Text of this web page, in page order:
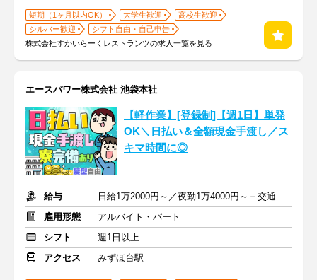
短期（1ヶ月以内OK） 大学生歓迎
高校生歓迎
シルバー歓迎
シフト自由・自己申告
株式会社すかいらーくレストランツの求人一覧を見る
エースパワー株式会社 池袋本社
【軽作業】[登録制]【週1日】単発
OK＼日払い＆全額現金手渡し／ス
キマ時間に◎
給与
日給1万2000円～／夜勤1万4000円～＋交通費＋各種手当
雇用形態
アルバイト・パート
シフト
週1日以上
アクセス
みずほ台駅